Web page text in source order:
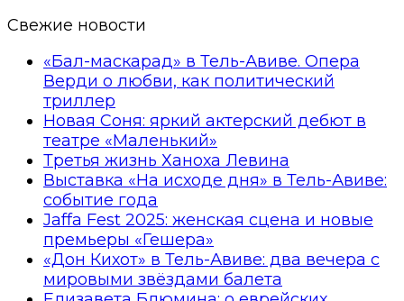
Свежие новости
«Бал-маскарад» в Тель-Авиве. Опера
Верди о любви, как политический
триллер
Новая Соня: яркий актерский дебют в
театре «Маленький»
Третья жизнь Ханоха Левина
Выставка «На исходе дня» в Тель-Авиве:
событие года
Jaffa Fest 2025: женская сцена и новые
премьеры «Гешера»
«Дон Кихот» в Тель-Авиве: два вечера с
мировыми звёздами балета